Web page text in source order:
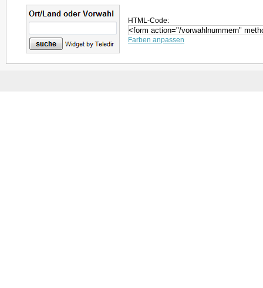
HTML-Code:
Farben anpassen